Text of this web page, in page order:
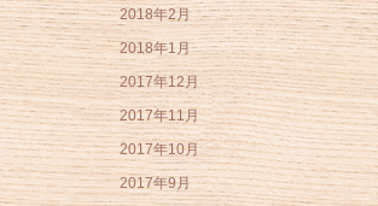
2018年2月
2018年1月
2017年12月
2017年11月
2017年10月
2017年9月